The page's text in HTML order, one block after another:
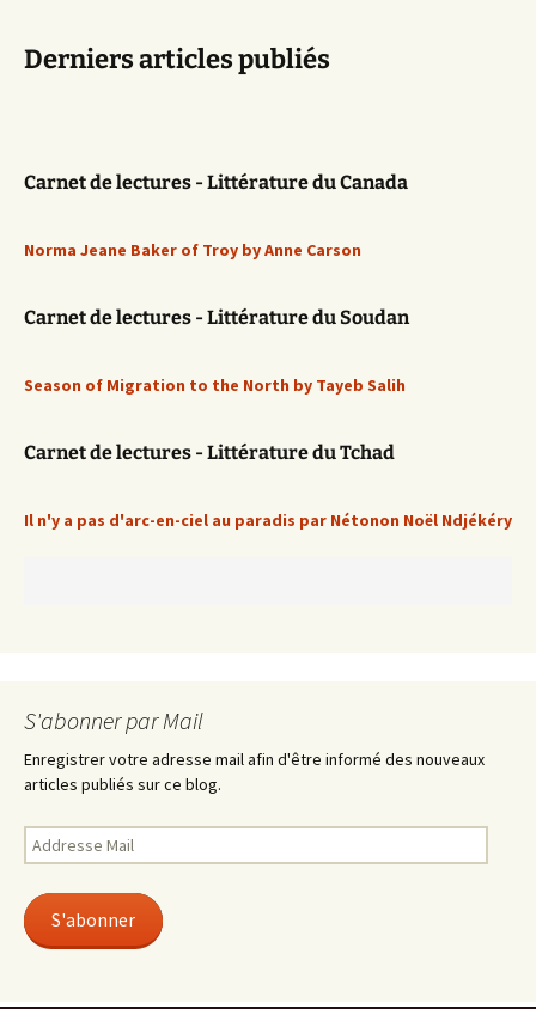
Derniers articles publiés
Carnet de lectures - Littérature du Canada
Norma Jeane Baker of Troy by Anne Carson
Carnet de lectures - Littérature du Soudan
Season of Migration to the North by Tayeb Salih
Carnet de lectures - Littérature du Tchad
Il n'y a pas d'arc-en-ciel au paradis par Nétonon Noël Ndjékéry
S'abonner par Mail
Enregistrer votre adresse mail afin d'être informé des nouveaux
articles publiés sur ce blog.
Addresse
Mail
S'abonner